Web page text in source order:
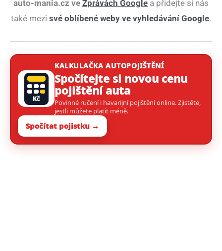
auto-mania.cz ve Zprávách Google a přidejte si nás
také mezi své oblíbené weby ve vyhledávání Google.
Kč
KALKULAČKA AUTOPOJIŠTĚNÍ
Spočítejte si novou cenu
pojištění auta
Povinné ručení i havarijní pojištění online. Zjistěte,
jestli můžete platit méně.
Spočítat pojistku →